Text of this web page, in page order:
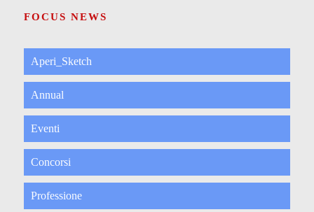
FOCUS NEWS
Aperi_Sketch
Annual
Eventi
Concorsi
Professione